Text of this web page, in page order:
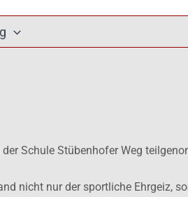
Schule Stübenhofer Weg
nicht nur der sportliche Ehrgeiz,